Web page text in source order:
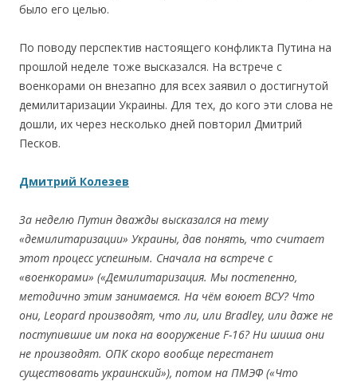
было его целью.
По поводу перспектив настоящего конфликта Путина на
прошлой неделе тоже высказался. На встрече с
военкорами он внезапно для всех заявил о достигнутой
демилитаризации Украины. Для тех, до кого эти слова не
дошли, их через несколько дней повторил Дмитрий
Песков.
Дмитрий Колезев
За неделю Путин дважды высказался на тему
«демилитаризации» Украины, дав понять, что считает
этот процесс успешным. Сначала на встрече с
«военкорами» («Демилитаризация. Мы постепенно,
методично этим занимаемся. На чём воюет ВСУ? Что
они, Leopard производят, что ли, или Bradley, или даже не
поступившие им пока на вооружение F-16? Ни шиша они
не производят. ОПК скоро вообще перестанет
существовать украинский»), потом на ПМЭФ («Что